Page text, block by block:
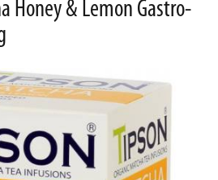
Honey & Lemon Gastro-